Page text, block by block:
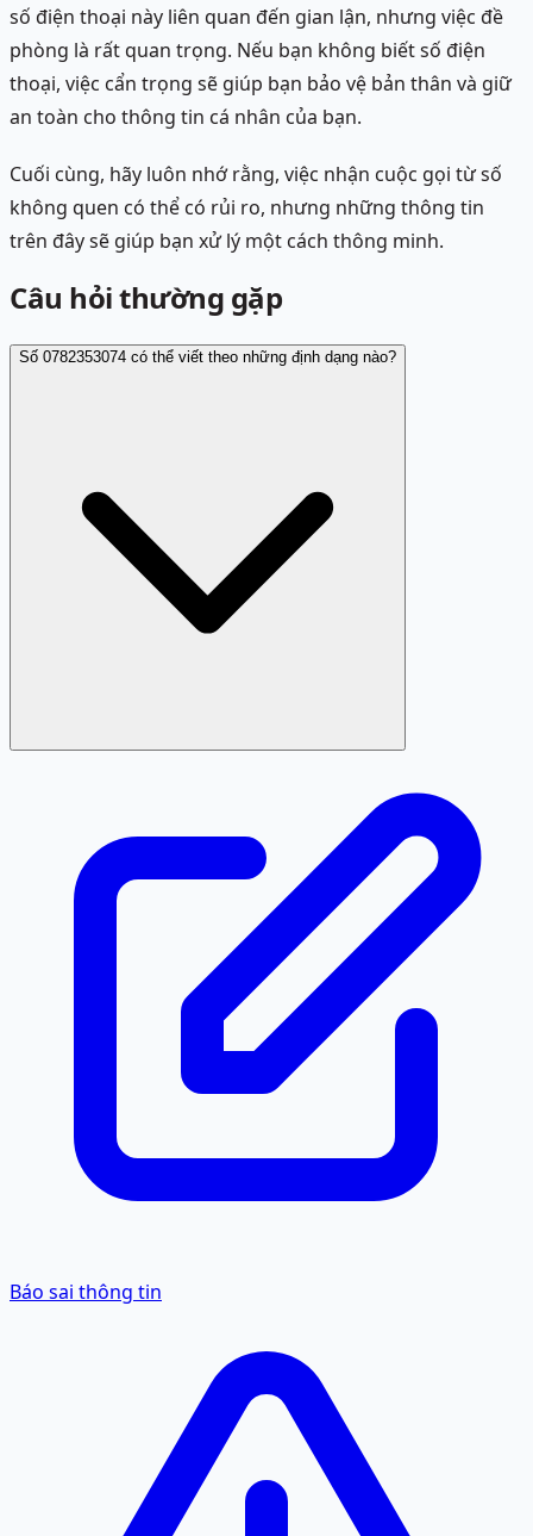
số điện thoại này liên quan đến gian lận, nhưng việc đề
phòng là rất quan trọng. Nếu bạn không biết số điện
thoại, việc cẩn trọng sẽ giúp bạn bảo vệ bản thân và giữ
an toàn cho thông tin cá nhân của bạn.
Cuối cùng, hãy luôn nhớ rằng, việc nhận cuộc gọi từ số
không quen có thể có rủi ro, nhưng những thông tin
trên đây sẽ giúp bạn xử lý một cách thông minh.
Câu hỏi thường gặp
Số 0782353074 có thể viết theo những định dạng nào?
Định dạng chuẩn là 0782353074. Các cách viết sau đây
đều được quy về cùng một số khi tra cứu: 078 2353074,
0782 353 074, 0782 35 30 74, +84782353074, +84 78
2353074.
Báo sai thông tin